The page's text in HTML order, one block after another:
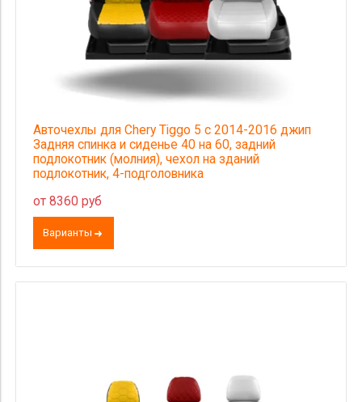
Авточехлы для Chery Tiggo 5 с 2014-2016 джип
Задняя спинка и сиденье 40 на 60, задний
подлокотник (молния), чехол на зданий
подлокотник, 4-подголовника
от 8360 руб
Варианты